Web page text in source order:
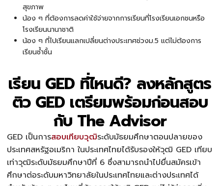
สุขภาพ
น้อง ๆ ที่ต้องการลดค่าใช้จ่ายจากการเรียนที่โรงเรียนเอกชนหรือ
โรงเรียนนานาชาติ
น้อง ๆ ที่ไปเรียนแลกเปลี่ยนต่างประเทศช่วงม.5 แต่ไม่ต้องการ
เรียนซ้ำชั้น
เรียน GED ที่ไหนดี? ลงหลักสูตร
ติว GED เตรียมพร้อมก่อนสอบ
กับ The Advisor
GED เป็นการสอบเทียบวุฒิระดับมัธยมศึกษาตอนปลายของ
ประเทศสหรัฐอเมริกา ในประเทศไทยได้รับรองให้วุฒิ GED เทียบ
เท่าวุฒิระดับมัธยมศึกษาปีที่ 6 ซึ่งสามารถนำไปยื่นสมัครเข้า
ศึกษาต่อระดับมหาวิทยาลัยในประเทศไทยและต่างประเทศได้